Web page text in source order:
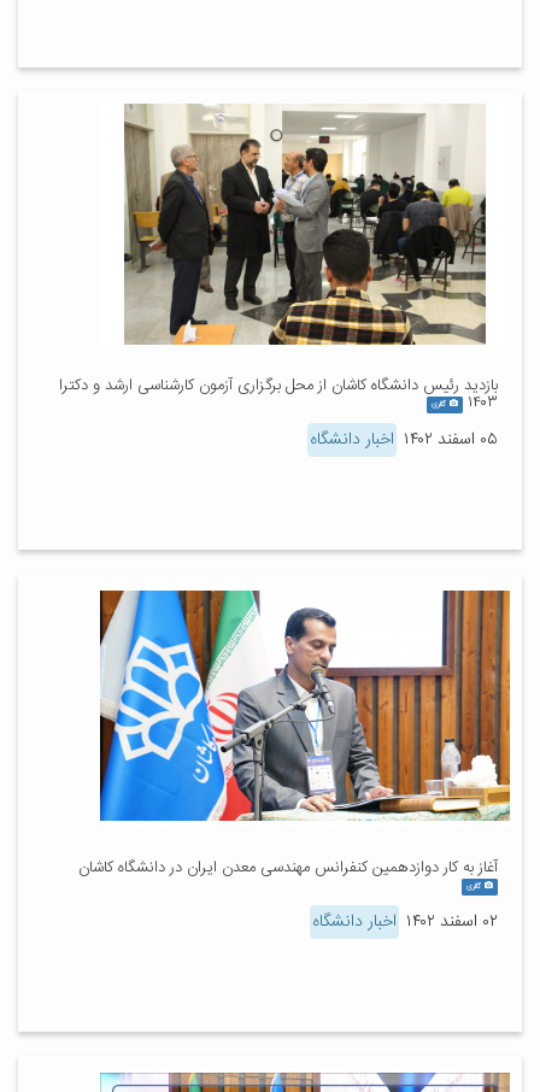
بازدید رئیس دانشگاه کاشان از محل برگزاری آزمون کارشناسی ارشد و دکترا
۱۴۰۳ گالری
۰۵ اسفند ۱۴۰۲ اخبار دانشگاه
آغاز به کار دوازدهمین کنفرانس مهندسی معدن ایران در دانشگاه کاشان
گالری
۰۲ اسفند ۱۴۰۲ اخبار دانشگاه